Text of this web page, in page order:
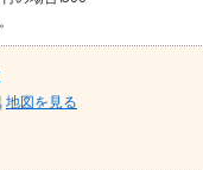
地図を見る